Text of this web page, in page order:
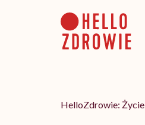
HelloZdrowie: Życie